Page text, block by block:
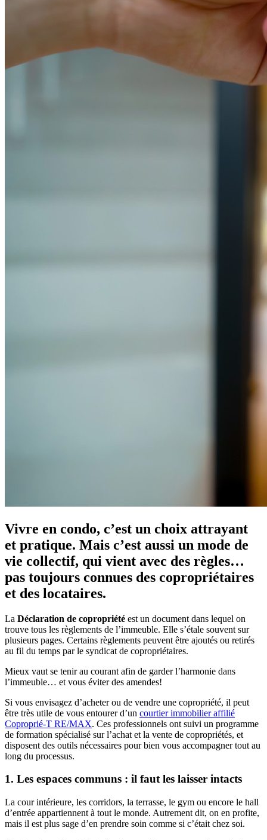
Vivre en condo, c’est un choix attrayant
et pratique. Mais c’est aussi un mode de
vie collectif, qui vient avec des règles…
pas toujours connues des copropriétaires
et des locataires.
La Déclaration de copropriété est un document dans lequel on
trouve tous les règlements de l’immeuble. Elle s’étale souvent sur
plusieurs pages. Certains règlements peuvent être ajoutés ou retirés
au fil du temps par le syndicat de copropriétaires.
Mieux vaut se tenir au courant afin de garder l’harmonie dans
l’immeuble… et vous éviter des amendes!
Si vous envisagez d’acheter ou de vendre une copropriété, il peut
être très utile de vous entourer d’un courtier immobilier affilié
Coproprié-T RE/MAX. Ces professionnels ont suivi un programme
de formation spécialisé sur l’achat et la vente de copropriétés, et
disposent des outils nécessaires pour bien vous accompagner tout au
long du processus.
1. Les espaces communs : il faut les laisser intacts
La cour intérieure, les corridors, la terrasse, le gym ou encore le hall
d’entrée appartiennent à tout le monde. Autrement dit, on en profite,
mais il est plus sage d’en prendre soin comme si c’était chez soi.